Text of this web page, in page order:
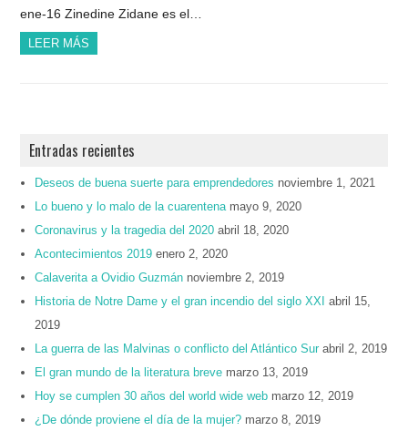
ene-16 Zinedine Zidane es el…
LEER MÁS
Entradas recientes
Deseos de buena suerte para emprendedores noviembre 1, 2021
Lo bueno y lo malo de la cuarentena mayo 9, 2020
Coronavirus y la tragedia del 2020 abril 18, 2020
Acontecimientos 2019 enero 2, 2020
Calaverita a Ovidio Guzmán noviembre 2, 2019
Historia de Notre Dame y el gran incendio del siglo XXI
abril 15,
2019
La guerra de las Malvinas o conflicto del Atlántico Sur abril 2, 2019
El gran mundo de la literatura breve marzo 13, 2019
Hoy se cumplen 30 años del world wide web marzo 12, 2019
¿De dónde proviene el día de la mujer? marzo 8, 2019